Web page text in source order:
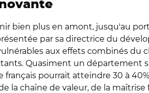
bien plus en amont, jusqu'au
par sa directrice du
aux effets combinés
Quasiment un département
pourrait atteindre 30 à
la chaîne de valeur, de la